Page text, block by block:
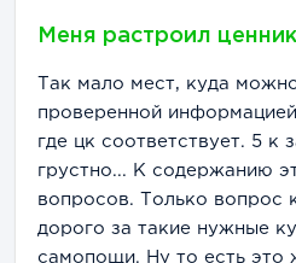
Меня растроил ценник
Так мало мест, куда
проверенной
где цк соответствует. 5 к
грустно... К содержанию
вопросов. Только вопрос
дорого за такие нужные
самопощи. Ну то есть это